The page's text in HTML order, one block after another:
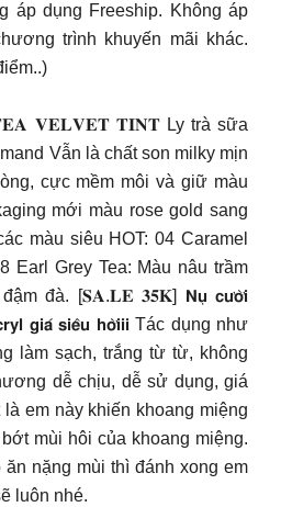
áp dụng Freeship. Không áp
trình khuyến mãi khác.
𝐕𝐄𝐋𝐕𝐄𝐓 𝐓𝐈𝐍𝐓 Ly trà sữa
Vẫn là chất son milky mịn
cực mềm môi và giữ màu
mới màu rose gold sang
màu siêu HOT: 04 Caramel
Earl Grey Tea: Màu nâu trầm
đà. [𝐒𝐀.𝐋𝐄 𝟑𝟓𝐊] 𝗡𝘂̣ 𝗰𝘂̛𝗼̛̀𝗶
𝗴𝗶𝗮́ 𝘀𝗶𝗲̂𝘂 𝗵𝗼̛̀𝗶𝗶𝗶 Tác dụng như
làm sạch, trắng từ từ, không
dễ chịu, dễ sử dụng, giá
em này khiến khoang miệng
mùi hôi của khoang miệng.
nặng mùi thì đánh xong em
luôn nhé.